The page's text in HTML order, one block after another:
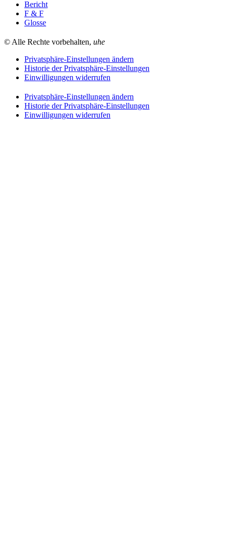
Bericht
F & F
Glosse
© Alle Rechte vorbehalten, uhe
Privatsphäre-Einstellungen ändern
Historie der Privatsphäre-Einstellungen
Einwilligungen widerrufen
Privatsphäre-Einstellungen ändern
Historie der Privatsphäre-Einstellungen
Einwilligungen widerrufen